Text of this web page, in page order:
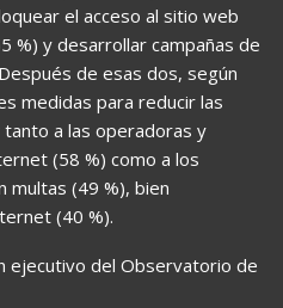
el acceso al sitio web
%) y desarrollar campañas de
de esas dos, según
medidas para reducir las
tanto a las operadoras y
(58 %) como a los
multas (49 %), bien
(40 %).
ejecutivo del Observatorio de